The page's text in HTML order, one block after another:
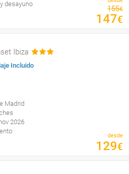
desayuno
155€
147€
Ibiza
Incluido
Madrid
2026
desde
129€